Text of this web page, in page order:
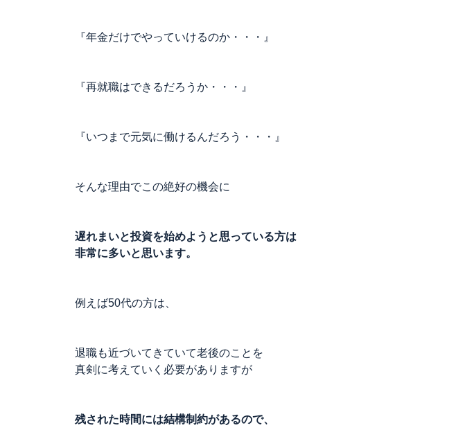
『年金だけでやっていけるのか・・・』
『再就職はできるだろうか・・・』
『いつまで元気に働けるんだろう・・・』
そんな理由でこの絶好の機会に
遅れまいと投資を始めようと思っている方は
非常に多いと思います。
例えば50代の方は、
退職も近づいてきていて老後のことを
真剣に考えていく必要がありますが
残された時間には結構制約があるので、